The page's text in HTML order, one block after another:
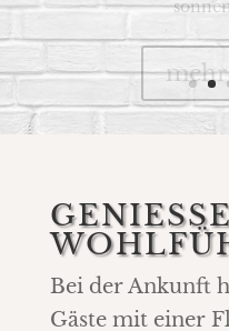
Bei der Ankunft
Gäste mit einer